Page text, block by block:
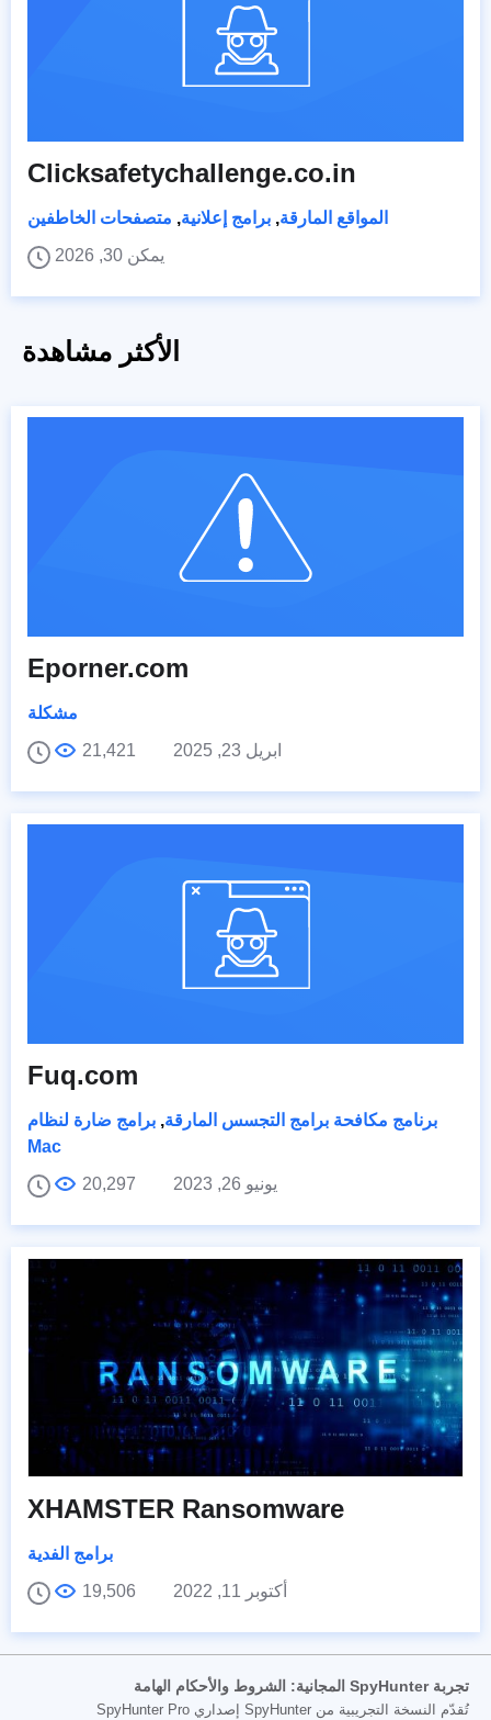
Clicksafetychallenge.co.in
المواقع المارقة, برامج إعلانية, متصفحات الخاطفين
يمكن 30, 2026
الأكثر مشاهدة
Eporner.com
مشكلة
ابريل 23, 2025
21,421
Fuq.com
برنامج مكافحة برامج التجسس المارقة, برامج ضارة لنظام
Mac
يونيو 26, 2023
20,297
XHAMSTER Ransomware
برامج الفدية
أكتوبر 11, 2022
19,506
تجربة SpyHunter المجانية: الشروط والأحكام الهامة
تُقدّم النسخة التجريبية من SpyHunter إصداري SpyHunter Pro